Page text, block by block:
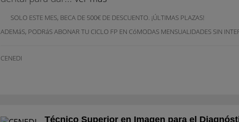
SOLO ESTE MES, BECA DE 500€ DE DESCUENTO. ¡ÚLTIMAS PLAZAS!
ADEMáS, PODRáS ABONAR TU CICLO FP EN CóMODAS MENSUALIDADES SIN
CENEDI
Técnico Superior en Imagen para el